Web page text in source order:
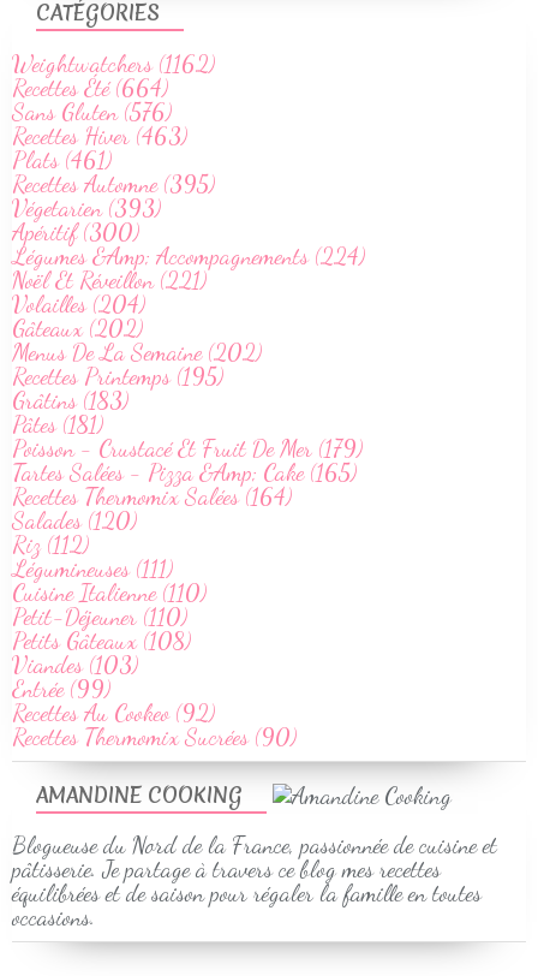
AMANDINE COOKING
Blogueuse du Nord de la France, passionnée de cuisine et
pâtisserie. Je partage à travers ce blog mes recettes
équilibrées et de saison pour régaler la famille en toutes
occasions.
CATÉGORIES
Weightwatchers (1162)
Recettes Été (664)
Sans Gluten (576)
Recettes Hiver (463)
Plats (461)
Recettes Automne (395)
Végetarien (393)
Apéritif (300)
Légumes &Amp; Accompagnements (224)
Noël Et Réveillon (221)
Volailles (204)
Gâteaux (202)
Menus De La Semaine (202)
Recettes Printemps (195)
Grâtins (183)
Pâtes (181)
Poisson - Crustacé Et Fruit De Mer (179)
Tartes Salées - Pizza &Amp; Cake (165)
Recettes Thermomix Salées (164)
Salades (120)
Riz (112)
Légumineuses (111)
Cuisine Italienne (110)
Petit-Déjeuner (110)
Petits Gâteaux (108)
Viandes (103)
Entrée (99)
Recettes Au Cookeo (92)
Recettes Thermomix Sucrées (90)